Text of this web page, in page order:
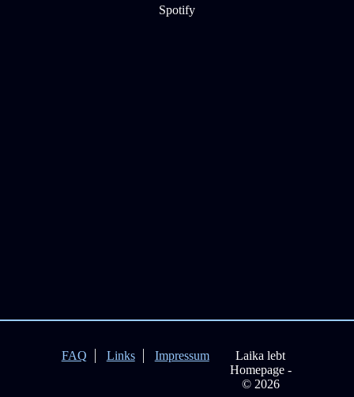
Spotify
FAQ Links Impressum
Laika lebt
Homepage -
© 2026